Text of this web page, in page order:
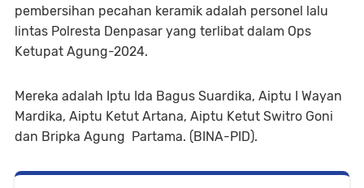
pembersihan pecahan keramik adalah personel lalu
lintas Polresta Denpasar yang terlibat dalam Ops
Ketupat Agung-2024.
Mereka adalah Iptu Ida Bagus Suardika, Aiptu I Wayan
Mardika, Aiptu Ketut Artana, Aiptu Ketut Switro Goni
dan Bripka Agung Partama. (BINA-PID).